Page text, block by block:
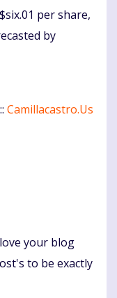
per share,
by
Camillacastro.Us
your blog
to be exactly